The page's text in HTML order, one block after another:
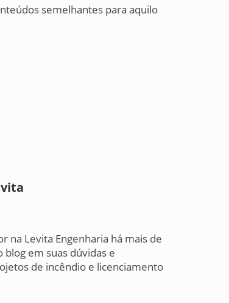
semelhantes para aquilo
na Levita Engenharia há mais de
em suas dúvidas e
de incêndio e licenciamento